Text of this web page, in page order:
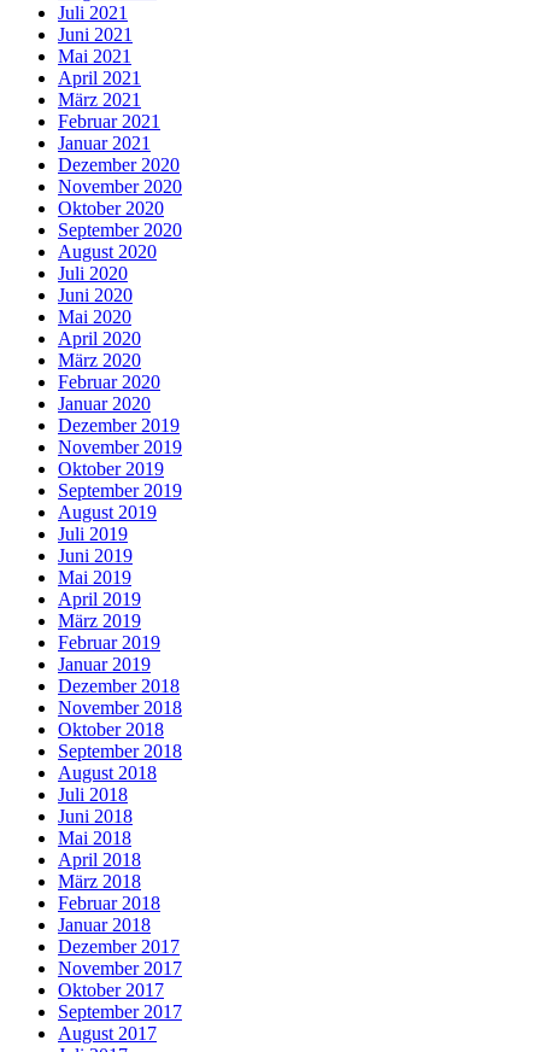
Juli 2021
Juni 2021
Mai 2021
April 2021
März 2021
Februar 2021
Januar 2021
Dezember 2020
November 2020
Oktober 2020
September 2020
August 2020
Juli 2020
Juni 2020
Mai 2020
April 2020
März 2020
Februar 2020
Januar 2020
Dezember 2019
November 2019
Oktober 2019
September 2019
August 2019
Juli 2019
Juni 2019
Mai 2019
April 2019
März 2019
Februar 2019
Januar 2019
Dezember 2018
November 2018
Oktober 2018
September 2018
August 2018
Juli 2018
Juni 2018
Mai 2018
April 2018
März 2018
Februar 2018
Januar 2018
Dezember 2017
November 2017
Oktober 2017
September 2017
August 2017